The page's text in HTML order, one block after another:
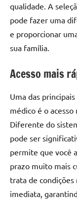
qualidade. A
pode fazer uma
e proporcionar
sua família.
Acesso mais
Uma das
médico é o acesso
Diferente do
pode ser
permite que você
prazo muito mais
trata de
imediata,